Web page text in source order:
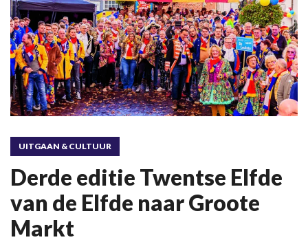
UITGAAN & CULTUUR
Derde editie Twentse Elfde
van de Elfde naar Groote
Markt